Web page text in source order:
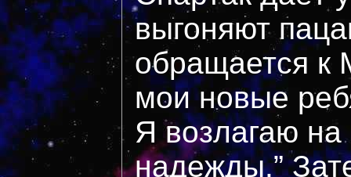
выгоняют
обращается к
мои новые
Я возлагаю
надежды.”